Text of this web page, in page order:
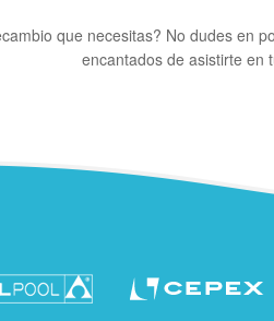
que necesitas? No dudes en
encantados de asistirte en